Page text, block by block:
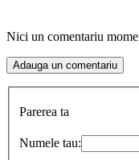
Nici un comentariu
Parerea ta
Numele tau: